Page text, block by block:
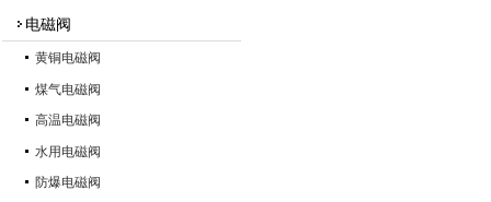
电磁阀
黄铜电磁阀
煤气电磁阀
高温电磁阀
水用电磁阀
防爆电磁阀